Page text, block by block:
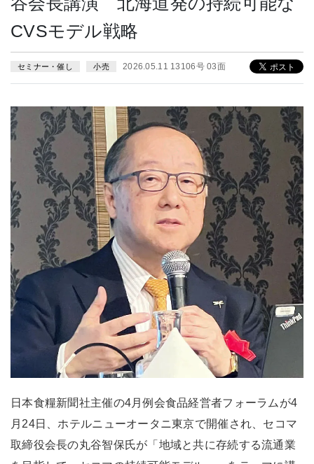
CVSモデル戦略
セミナー・催し 小売 2026.05.11 13106号 03面
日本食糧新聞社主催の4月例会食品経営者フォーラムが4
月24日、ホテルニューオータニ東京で開催され、セコマ
取締役会長の丸谷智保氏が「地域と共に存続する流通業